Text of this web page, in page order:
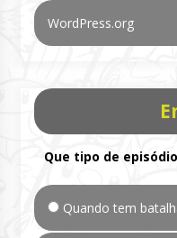
WordPress.org
Que tipo de
Quando tem